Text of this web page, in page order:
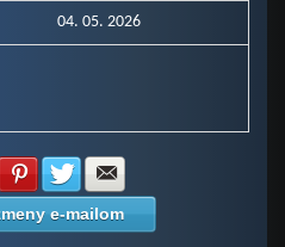
04. 05. 2026
na Facebook
Zdielať na LinkedIn
Zdielať na Pinterest
Zdielať na Twitter
e-mailom